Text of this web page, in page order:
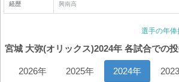
経歴 興南高
選手の年俸
宮城 大弥(オリックス)2024年 各試合での
2026年 2025年 2024年